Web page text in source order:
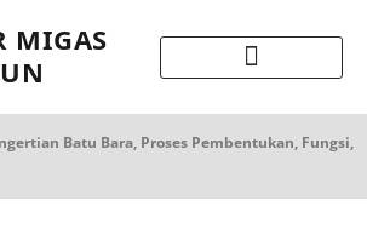
MIGAS
Batu Bara, Proses Pembentukan, Fungsi,